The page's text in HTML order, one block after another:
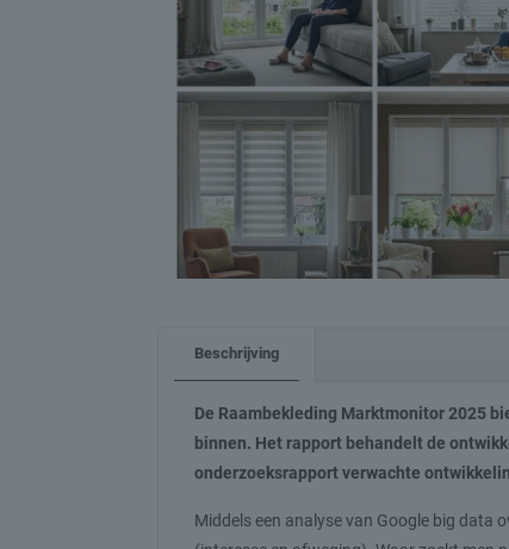
Beschrijving
De Raambekleding Marktmonitor 2025
binnen. Het rapport behandelt de
onderzoeksrapport verwachte
Middels een analyse van Google big data